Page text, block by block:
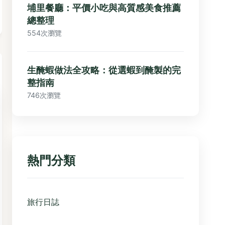
埔里餐廳：平價小吃與高質感美食推薦
總整理
554次瀏覽
生醃蝦做法全攻略：從選蝦到醃製的完
整指南
746次瀏覽
熱門分類
旅行日誌